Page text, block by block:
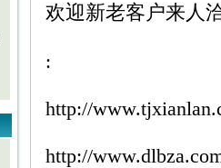
欢迎新老客户来人
:
http://
http://